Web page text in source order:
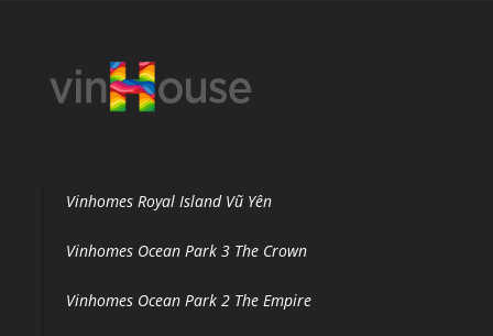
Vinhomes Royal Island Vũ Yên
Vinhomes Ocean Park 3 The Crown
Vinhomes Ocean Park 2 The Empire